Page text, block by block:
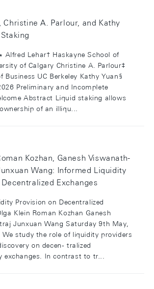
Christine A. Parlour, and Kathy
Alfred Lehar† Haskayne School of
of Calgary Christine A. Parlour‡
Business UC Berkeley Kathy Yuan§
Preliminary and Incomplete
Abstract Liquid staking allows
of an illiqu...
Kozhan, Ganesh Viswanath-
Wang: Informed Liquidity
Exchanges
Provision on Decentralized
Klein Roman Kozhan Ganesh
Junxuan Wang Saturday 9th May,
study the role of liquidity providers
on decen- tralized
exchanges. In contrast to tr...